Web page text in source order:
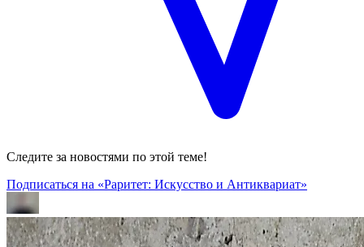
Следите за новостями по этой теме!
Подписаться на «Раритет: Искусство и Антиквариат»